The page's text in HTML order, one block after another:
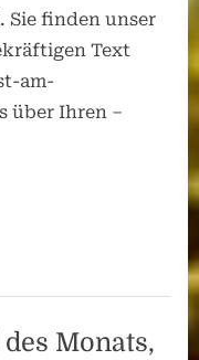
Sie finden unser
Text
am-
über Ihren –
Monats,